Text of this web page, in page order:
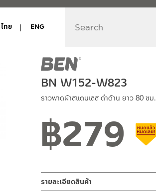
ไทย ENG
BN W152-W823
ราวพาดผ้าสแตนเลส ดำด้าน ยาว 80 ซม.
฿279
รายละเอียดสินค้า